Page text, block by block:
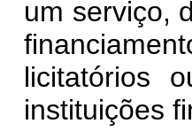
um serviço,
licitatórios
instituições